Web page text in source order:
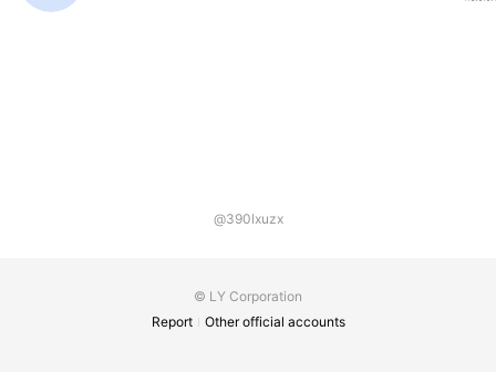
@390lxuzx
© LY Corporation
Report
Other official accounts